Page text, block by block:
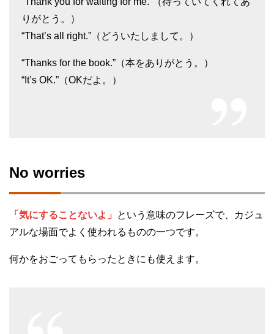
りがとう。）
“That’s all right.”（どういたしまして。）
“Thanks for the book.”（本をありがとう。）
“It’s OK.”（OKだよ。）
No worries
「気にすることないよ」
という意味のフレーズで、カジュ
アルな場面でよく使われるものの一つです。
何かをおごってもらったときにも使えます。